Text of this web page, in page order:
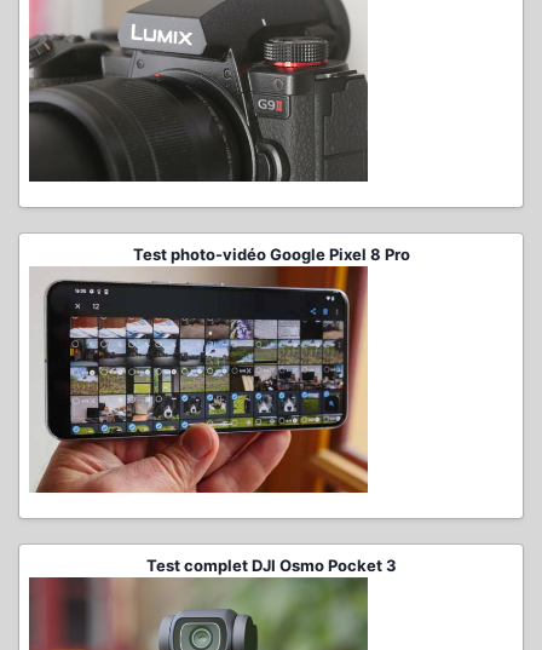
Test photo-vidéo Google Pixel 8 Pro
Test complet DJI Osmo Pocket 3